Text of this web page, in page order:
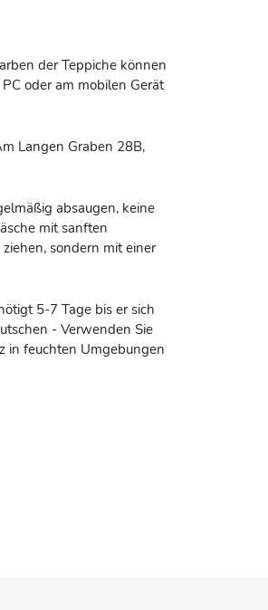
der Teppiche können
oder am mobilen Gerät
Langen Graben 28B,
absaugen, keine
mit sanften
sondern mit einer
5-7 Tage bis er sich
- Verwenden Sie
in feuchten Umgebungen